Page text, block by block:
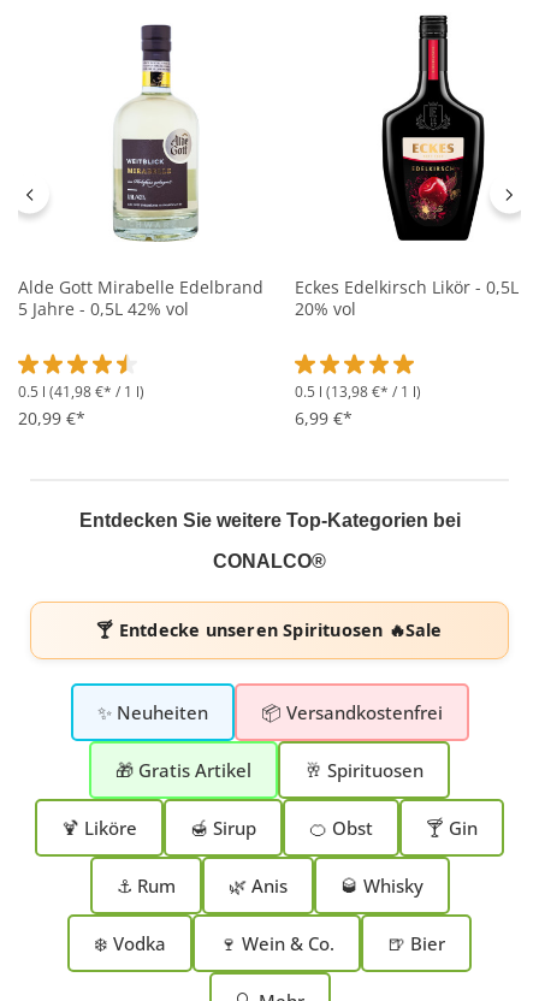
Alde Gott Mirabelle Edelbrand
5 Jahre - 0,5L 42% vol
Durchschnittliche Bewertung von 4.5 von 5 Sternen
0.5 l (41,98 €* / 1 l)
20,99 €*
Eckes Edelkirsch Likör - 0,5L
20% vol
Durchschnittliche
0.5 l (13,98 €* / 1 l)
6,99 €*
Entdecken Sie weitere Top-Kategorien bei
CONALCO®
🍸 Entdecke unserenSpirituosen 🔥Sale
✨ Neuheiten 📦 Versandkostenfrei
🎁 Gratis Artikel 🥂 Spirituosen
🍹 Liköre 🍯 Sirup 🍊 Obst 🍸 Gin
⚓ Rum 🌿 Anis 🥃 Whisky
❄️ Vodka 🍷 Wein & Co. 🍺 Bier